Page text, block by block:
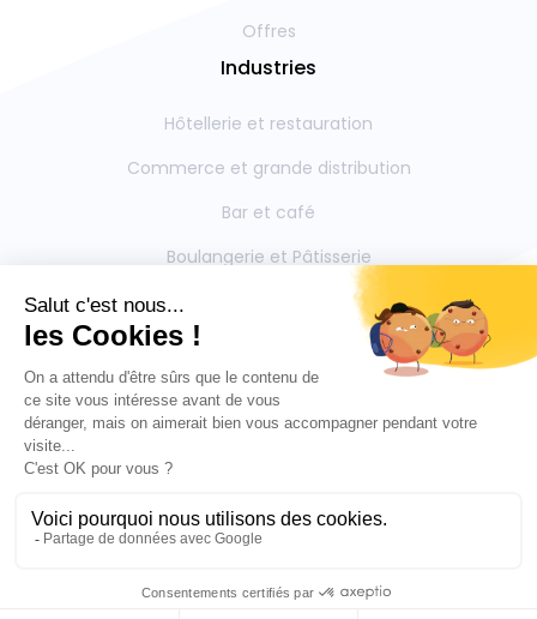
Offres
Industries
Hôtellerie et restauration
Commerce et grande distribution
Bar et café
Boulangerie et Pâtisserie
Restauration collective
Boucherie et Charcuterie
Mentions légales
Outils partenaires intégrés